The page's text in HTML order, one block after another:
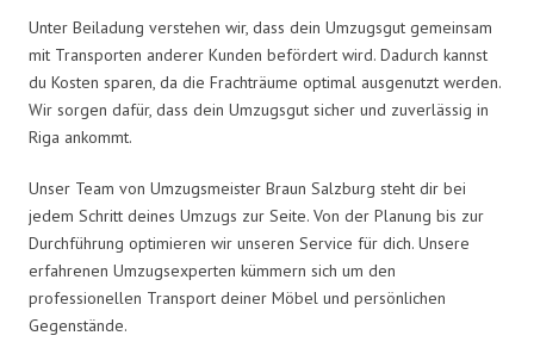
Unter Beiladung verstehen wir, dass dein Umzugsgut gemeinsam
mit Transporten anderer Kunden befördert wird. Dadurch kannst
du Kosten sparen, da die Frachträume optimal ausgenutzt werden.
Wir sorgen dafür, dass dein Umzugsgut sicher und zuverlässig in
Riga ankommt.
Unser Team von Umzugsmeister Braun Salzburg steht dir bei
jedem Schritt deines Umzugs zur Seite. Von der Planung bis zur
Durchführung optimieren wir unseren Service für dich. Unsere
erfahrenen Umzugsexperten kümmern sich um den
professionellen Transport deiner Möbel und persönlichen
Gegenstände.